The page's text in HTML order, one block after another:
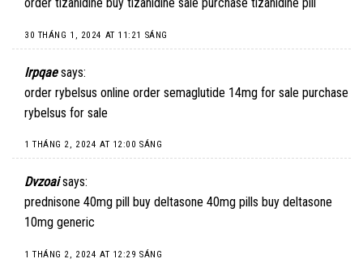
30 THÁNG 1, 2024 AT 11:21 SÁNG
Irpqae says:
order rybelsus online order semaglutide 14mg for sale purchase
rybelsus for sale
1 THÁNG 2, 2024 AT 12:00 SÁNG
Dvzoai says:
prednisone 40mg pill buy deltasone 40mg pills buy deltasone
10mg generic
1 THÁNG 2, 2024 AT 12:29 SÁNG